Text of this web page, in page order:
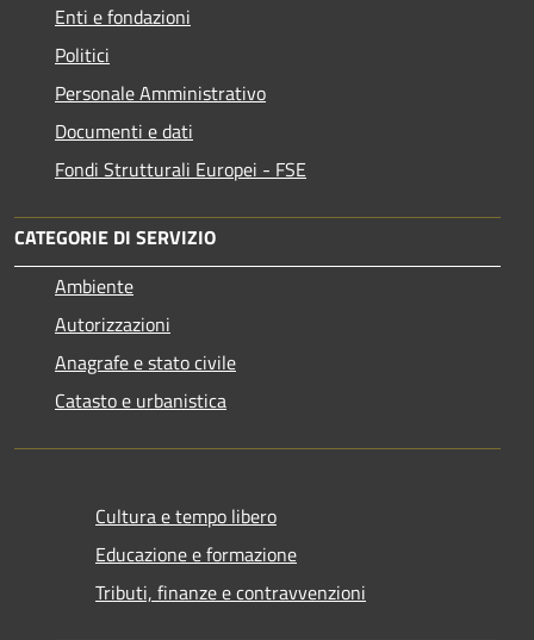
Enti e fondazioni
Politici
Personale Amministrativo
Documenti e dati
Fondi Strutturali Europei - FSE
CATEGORIE DI SERVIZIO
Ambiente
Autorizzazioni
Anagrafe e stato civile
Catasto e urbanistica
Cultura e tempo libero
Educazione e formazione
Tributi, finanze e contravvenzioni